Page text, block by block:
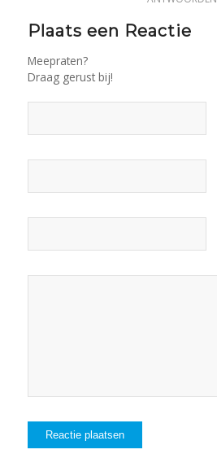
Plaats een Reactie
Meepraten?
Draag gerust bij!